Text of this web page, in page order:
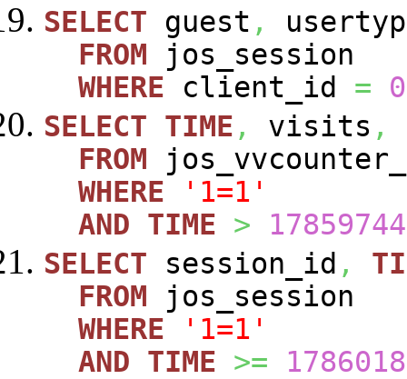
SELECT guest ,
FROM jos_session
WHERE client_id =
0
SELECT TIME , visits ,
FROM
WHERE
'1=1'
AND TIME >
SELECT session_id ,
FROM jos_session
WHERE
'1=1'
AND TIME >=